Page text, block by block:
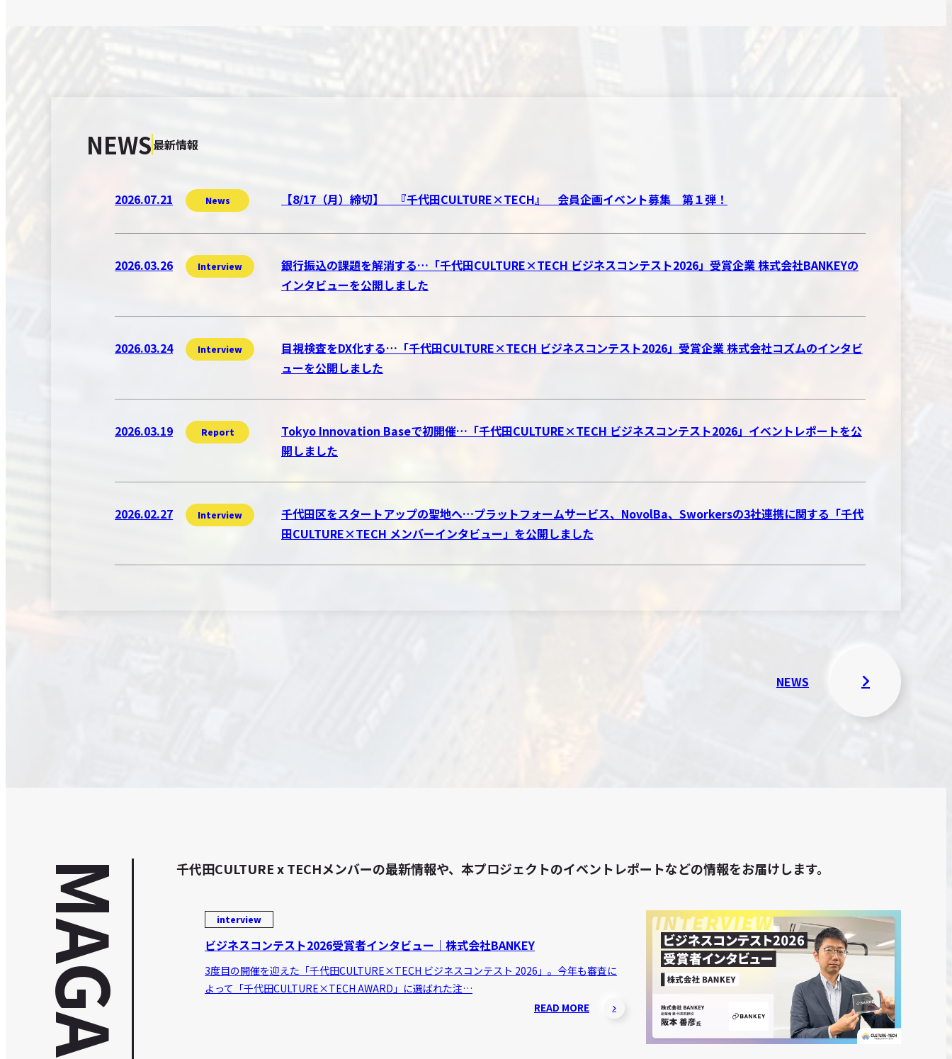
NEWS最新情報
2026.07.21 News 【8/17（月）締切】 『千代田CULTURE×TECH』 会員企画イベント募集 第１弾！
2026.03.26 Interview
銀行振込の課題を解消する…「千代田CULTURE×TECH ビジネスコンテスト2026」受賞企業 株式会社BANKEYの
インタビューを公開しました
2026.03.24 Interview
目視検査をDX化する…「千代田CULTURE×TECH ビジネスコンテスト2026」受賞企業 株式会社コズムのインタビ
ューを公開しました
2026.03.19 Report
Tokyo Innovation Baseで初開催…「千代田CULTURE×TECH ビジネスコンテスト2026」イベントレポートを公
開しました
2026.02.27 Interview
千代田区をスタートアップの聖地へ…プラットフォームサービス、NovolBa、Sworkersの3社連携に関する「千代
田CULTURE×TECH メンバーインタビュー」を公開しました
NEWS
千代田CULTURE x TECHメンバーの最新情報や、本プロジェクトのイベントレポートなどの情報をお届けします。
interview
ビジネスコンテスト2026受賞者インタビュー｜株式会社BANKEY
3度目の開催を迎えた「千代田CULTURE×TECH ビジネスコンテスト 2026」。今年も審査に
よって「千代田CULTURE×TECH AWARD」に選ばれた注…
READ MORE